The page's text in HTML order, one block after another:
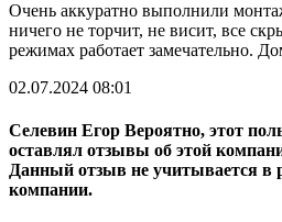
Очень аккуратно выполнили
ничего не торчит, не висит, все
режимах работает замечательно.
02.07.2024 08:01
Селевин Егор Вероятно, этот
оставлял отзывы об этой
Данный отзыв не учитывается в
компании.